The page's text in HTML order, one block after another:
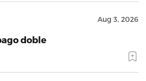
Aug 3, 2026
doble